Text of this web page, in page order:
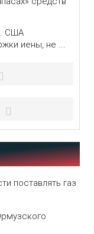
США
иены, не ...
поставлять газ